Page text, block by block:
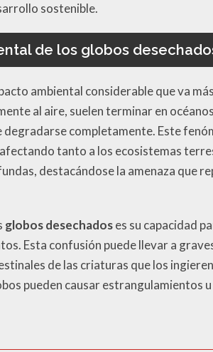
sostenible.
de los globos
ambiental considerable que va
al aire, suelen terminar en
completamente. Este
tanto a los ecosistemas
destacándose la amenaza que
globos desechadoses su capacidad
Esta confusión puede llevar a
de las criaturas que los
pueden causar estrangulamientos